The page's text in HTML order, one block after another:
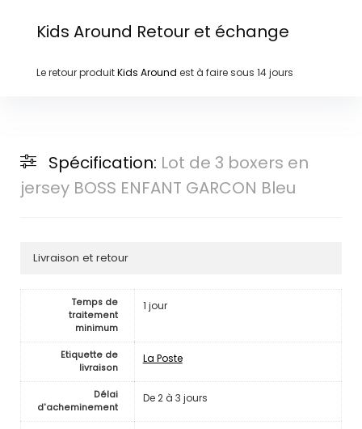
Kids Around Retour et échange
Le retour produitKids Around est à faire sous 14 jours
Spécification: Lot de 3 boxers en
jersey BOSS ENFANT GARCON Bleu
Livraison et retour
Temps de
traitement
minimum
1 jour
Etiquette de
livraison
La Poste
Délai
d'acheminement
De 2 à 3 jours